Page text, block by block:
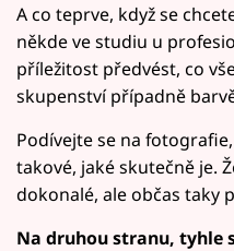
A co teprve, když se
někde ve studiu u
příležitost předvést, co
skupenství případně
Podívejte se na
takové, jaké skutečně je.
dokonalé, ale občas taky
Na druhou stranu, tyhle